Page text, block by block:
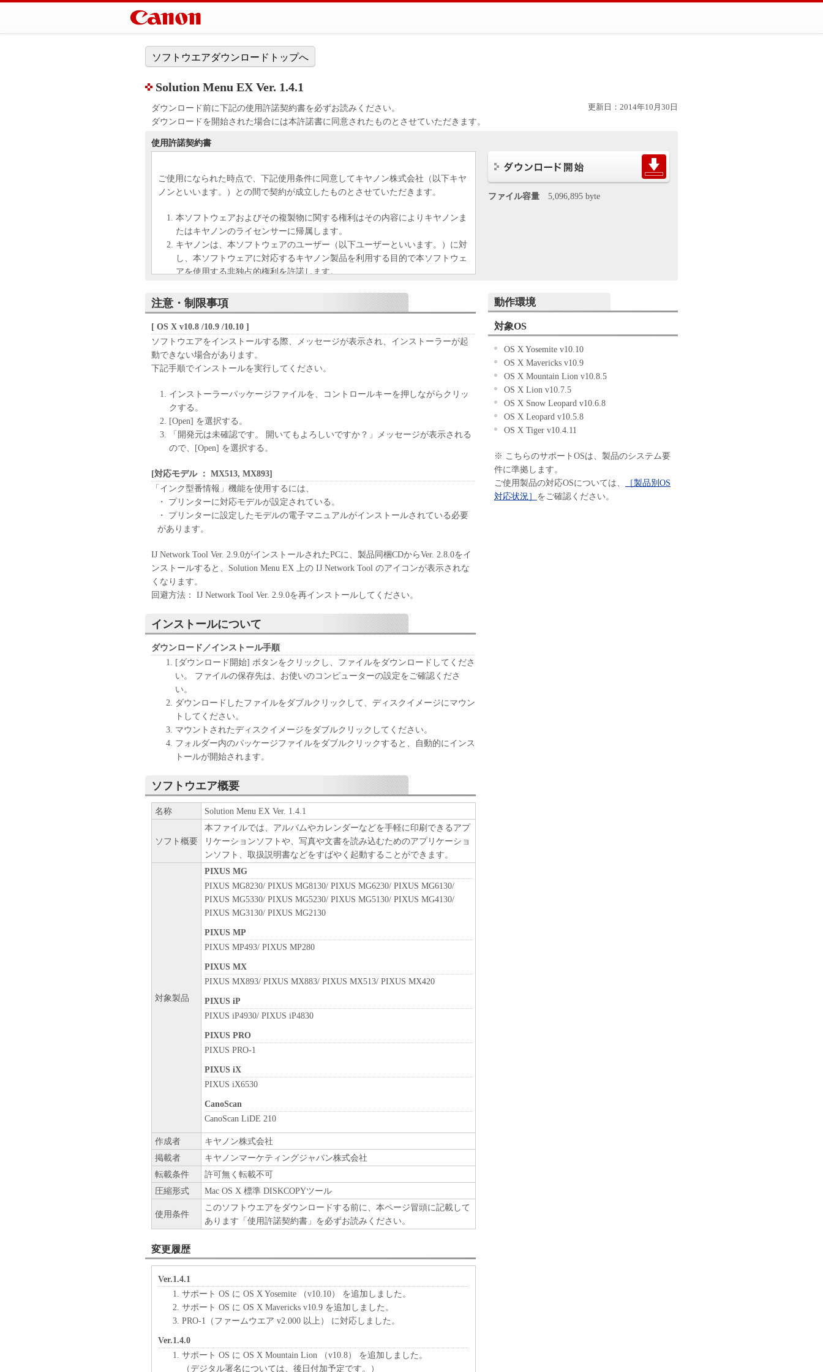
ソフトウエアダウンロードトップへ
Solution Menu EX Ver. 1.4.1
ダウンロード前に下記の使用許諾契約書を必ずお読みください。
ダウンロードを開始された場合には本許諾書に同意されたものとさせていただきます。
更新日：2014年10月30日
使用許諾契約書
ご使用になられた時点で、下記使用条件に同意してキヤノン株式会社（以下キヤ
ノンといいます。）との間で契約が成立したものとさせていただきます。
本ソフトウェアおよびその複製物に関する権利はその内容によりキヤノンま
たはキヤノンのライセンサーに帰属します。
キヤノンは、本ソフトウェアのユーザー（以下ユーザーといいます。）に対
し、本ソフトウェアに対応するキヤノン製品を利用する目的で本ソフトウェ
アを使用する非独占的権利を許諾します。
ンジニアリング、逆コンパイルまたは逆アセンブル等することはできませ
ん。
キヤノン、キヤノンマーケティングジャパン株式会社およびキヤノンのライ
センサーは、本ソフトウェアがユーザーの特定の目的のために適当であるこ
と、もしくは有用であること、または本ソフトウェアに瑕疵がないこと、そ
の他本ソフトウェアに関していかなる保証もいたしません。
センサーは、本ソフトウェアの使用に付随または関連して生ずる直接的また
は間接的な損失、損害等について、いかなる場合においても一切の責任を負
いません。
ユーザーは、日本国政府または該当国の政府より必要な許可等を得ることな
しに、本ソフトウェアの全部または一部を、直接または間接に輸出してはな
ファイル容量 5,096,895 byte
注意・制限事項
[ OS X v10.8 /10.9 /10.10 ]
ソフトウエアをインストールする際、メッセージが表示され、インストーラーが起
動できない場合があります。
下記手順でインストールを実行してください。
インストーラーパッケージファイルを、コントロールキーを押しながらクリッ
クする。
[Open] を選択する。
「開発元は未確認です。 開いてもよろしいですか？」メッセージが表示される
ので、[Open] を選択する。
[対応モデル ： MX513, MX893]
「インク型番情報」機能を使用するには、
・ プリンターに対応モデルが設定されている。
・ プリンターに設定したモデルの電子マニュアルがインストールされている必要
があります。
IJ Network Tool Ver. 2.9.0がインストールされたPCに、製品同梱CDからVer. 2.8.0をイ
ンストールすると、Solution Menu EX 上の IJ Network Tool のアイコンが表示されな
くなります。
回避方法： IJ Network Tool Ver. 2.9.0を再インストールしてください。
インストールについて
ダウンロード／インストール手順
[ダウンロード開始] ボタンをクリックし、ファイルをダウンロードしてくださ
い。 ファイルの保存先は、お使いのコンピューターの設定をご確認くださ
い。
ダウンロードしたファイルをダブルクリックして、ディスクイメージにマウン
トしてください。
マウントされたディスクイメージをダブルクリックしてください。
フォルダー内のパッケージファイルをダブルクリックすると、自動的にインス
トールが開始されます。
ソフトウエア概要
名称 Solution Menu EX Ver. 1.4.1
ソフト概要
本ファイルでは、アルバムやカレンダーなどを手軽に印刷できるアプ
リケーションソフトや、写真や文書を読み込むためのアプリケーショ
ンソフト、取扱説明書などをすばやく起動することができます。
対象製品
PIXUS MG
PIXUS MG8230/ PIXUS MG8130/ PIXUS MG6230/ PIXUS MG6130/
PIXUS MG5330/ PIXUS MG5230/ PIXUS MG5130/ PIXUS MG4130/
PIXUS MG3130/ PIXUS MG2130
PIXUS MP
PIXUS MP493/ PIXUS MP280
PIXUS MX
PIXUS MX893/ PIXUS MX883/ PIXUS MX513/ PIXUS MX420
PIXUS iP
PIXUS iP4930/ PIXUS iP4830
PIXUS PRO
PIXUS PRO-1
PIXUS iX
PIXUS iX6530
CanoScan
CanoScan LiDE 210
作成者
キヤノン株式会社
掲載者
キヤノンマーケティングジャパン株式会社
転載条件
許可無く転載不可
圧縮形式
Mac OS X 標準 DISKCOPYツール
使用条件
このソフトウエアをダウンロードする前に、本ページ冒頭に記載して
あります「使用許諾契約書」を必ずお読みください。
変更履歴
Ver.1.4.1
サポート OS に OS X Yosemite （v10.10） を追加しました。
サポート OS に OS X Mavericks v10.9 を追加しました。
PRO-1（ファームウエア v2.000 以上） に対応しました。
Ver.1.4.0
サポート OS に OS X Mountain Lion （v10.8） を追加しました。
（デジタル署名については、後日付加予定です。）
動作環境
対象OS
OS X Yosemite v10.10
OS X Mavericks v10.9
OS X Mountain Lion v10.8.5
OS X Lion v10.7.5
OS X Snow Leopard v10.6.8
OS X Leopard v10.5.8
OS X Tiger v10.4.11
※ こちらのサポートOSは、製品のシステム要
件に準拠します。
ご使用製品の対応OSについては、
［製品別OS
対応状況］ をご確認ください。